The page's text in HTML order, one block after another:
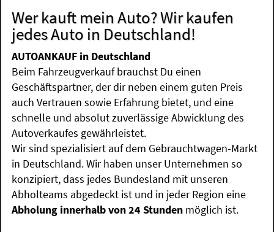
Wer kauft mein Auto? Wir kaufen
jedes Auto in Deutschland!
AUTOANKAUF in Deutschland
Beim Fahrzeugverkauf brauchst Du einen
Geschäftspartner, der dir neben einem guten Preis
auch Vertrauen sowie Erfahrung bietet, und eine
schnelle und absolut zuverlässige Abwicklung des
Autoverkaufes gewährleistet.
Wir sind spezialisiert auf dem Gebrauchtwagen-Markt
in Deutschland. Wir haben unser Unternehmen so
konzipiert, dass jedes Bundesland mit unseren
Abholteams abgedeckt ist und in jeder Region eine
Abholung innerhalb von 24 Stunden möglich ist.